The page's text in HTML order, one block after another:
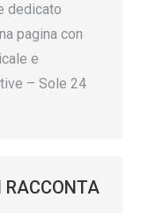
dedicato
pagina con
e
– Sole 24
RACCONTA